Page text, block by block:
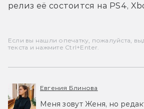
релиз её состоится на PS4,
Если вы нашли опечатку, пожалуйста,
текста и нажмите Ctrl+Enter.
Евгения Блинова
Меня зовут Женя, но